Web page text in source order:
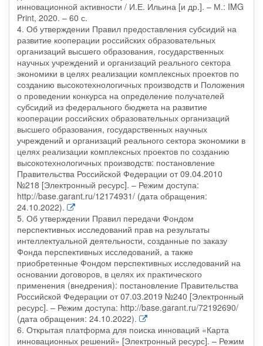
инновационной активности / И.Е. Ильина [и др.]. – М.: IMG
Print, 2020. – 60 с.
4. Об утверждении Правил предоставления субсидий на
развитие кооперации российских образовательных
организаций высшего образования, государственных
научных учреждений и организаций реального сектора
экономики в целях реализации комплексных проектов по
созданию высокотехнологичных производств и Положения
о проведении конкурса на определение получателей
субсидий из федерального бюджета на развитие
кооперации российских образовательных организаций
высшего образования, государственных научных
учреждений и организаций реального сектора экономики в
целях реализации комплексных проектов по созданию
высокотехнологичных производств: постановление
Правительства Российской Федерации от 09.04.2010
№218 [Электронный ресурс]. – Режим доступа:
http://base.garant.ru/12174931/ (дата обращения:
24.10.2022).
5. Об утверждении Правил передачи Фондом
перспективных исследований прав на результаты
интеллектуальной деятельности, созданные по заказу
Фонда перспективных исследований, а также
приобретенные Фондом перспективных исследований на
основании договоров, в целях их практического
применения (внедрения): постановление Правительства
Российской Федерации от 07.03.2019 №240 [Электронный
ресурс]. – Режим доступа: http://base.garant.ru/72192690/
(дата обращения: 24.10.2022).
6. Открытая платформа для поиска инноваций «Карта
инновационных решений» [Электронный ресурс]. – Режим